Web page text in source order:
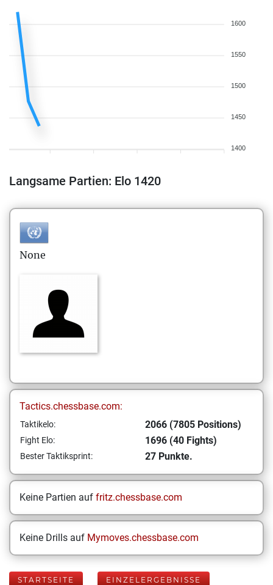
1600
1550
1500
1450
1400
Langsame Partien: Elo 1420
None
Tactics.chessbase.com:
Taktikelo: 2066 (7805 Positions)
Fight Elo: 1696 (40 Fights)
Bester Taktiksprint: 27 Punkte.
Keine Partien auf fritz.chessbase.com
Keine Drills auf Mymoves.chessbase.com
STARTSEITE EINZELERGEBNISSE